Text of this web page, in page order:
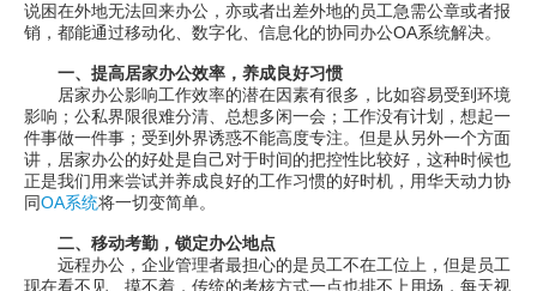
说困在外地无法回来办公，亦或者出差外地的员工急需公章或者报
销，都能通过移动化、数字化、信息化的协同办公OA系统解决。
一、提高居家办公效率，养成良好习惯
居家办公影响工作效率的潜在因素有很多，比如容易受到环境
影响；公私界限很难分清、总想多闲一会；工作没有计划，想起一
件事做一件事；受到外界诱惑不能高度专注。但是从另外一个方面
讲，居家办公的好处是自己对于时间的把控性比较好，这种时候也
正是我们用来尝试并养成良好的工作习惯的好时机，用华天动力协
同OA系统将一切变简单。
二、移动考勤，锁定办公地点
远程办公，企业管理者最担心的是员工不在工位上，但是员工
现在看不见、摸不着，传统的考核方式一点也排不上用场，每天视